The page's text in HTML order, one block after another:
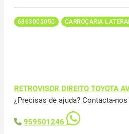
6863005050 CARROÇARIA
RETROVISOR DIREITO TOYOTA
¿Precisas de ajuda? Contacta-
959501246